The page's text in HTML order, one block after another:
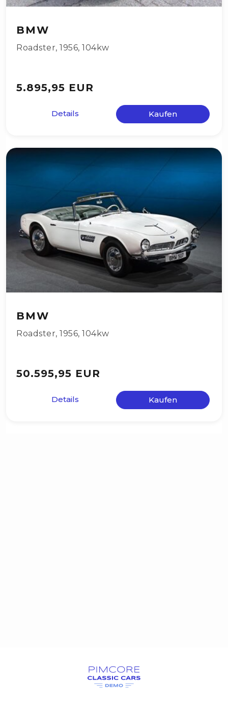
BMW
Roadster, 1956, 104kw
5.895,95 EUR
Details Kaufen
BMW
Roadster, 1956, 104kw
50.595,95 EUR
Details Kaufen